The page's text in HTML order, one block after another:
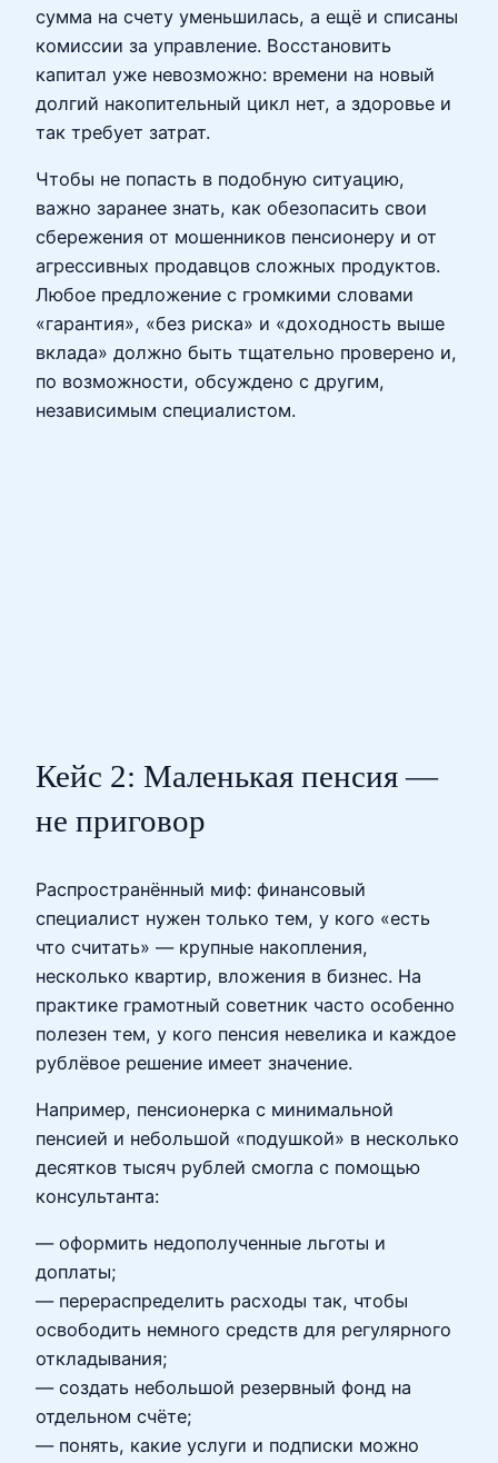
сумма на счету уменьшилась, а ещё и списаны
комиссии за управление. Восстановить
капитал уже невозможно: времени на новый
долгий накопительный цикл нет, а здоровье и
так требует затрат.
Чтобы не попасть в подобную ситуацию,
важно заранее знать, как обезопасить свои
сбережения от мошенников пенсионеру и от
агрессивных продавцов сложных продуктов.
Любое предложение с громкими словами
«гарантия», «без риска» и «доходность выше
вклада» должно быть тщательно проверено и,
по возможности, обсуждено с другим,
независимым специалистом.
Кейс 2: Маленькая пенсия —
не приговор
Распространённый миф: финансовый
специалист нужен только тем, у кого «есть
что считать» — крупные накопления,
несколько квартир, вложения в бизнес. На
практике грамотный советник часто особенно
полезен тем, у кого пенсия невелика и каждое
рублёвое решение имеет значение.
Например, пенсионерка с минимальной
пенсией и небольшой «подушкой» в несколько
десятков тысяч рублей смогла с помощью
консультанта:
— оформить недополученные льготы и
доплаты;
— перераспределить расходы так, чтобы
освободить немного средств для регулярного
откладывания;
— создать небольшой резервный фонд на
отдельном счёте;
— понять, какие услуги и подписки можно